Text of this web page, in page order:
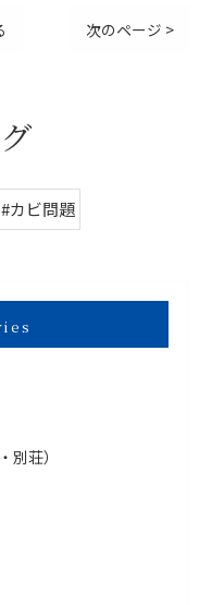
次のページ >
#カビ問題
荘）